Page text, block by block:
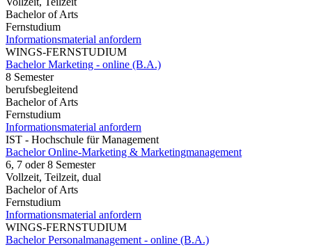
Bachelor of Arts
Fernstudium
Informationsmaterial anfordern
WINGS-FERNSTUDIUM
Bachelor Marketing - online (B.A.)
8 Semester
berufsbegleitend
Bachelor of Arts
Fernstudium
Informationsmaterial anfordern
IST - Hochschule für Management
Bachelor Online-Marketing & Marketingmanagement
6, 7 oder 8 Semester
Vollzeit, Teilzeit, dual
Bachelor of Arts
Fernstudium
Informationsmaterial anfordern
WINGS-FERNSTUDIUM
Bachelor Personalmanagement - online (B.A.)